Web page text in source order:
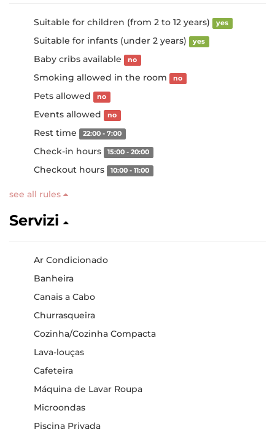
Suitable for children (from 2 to 12 years) yes
Suitable for infants (under 2 years) yes
Baby cribs available no
Smoking allowed in the room no
Pets allowed no
Events allowed no
Rest time 22:00 - 7:00
Check-in hours 15:00 - 20:00
Checkout hours 10:00 - 11:00
see all rules
Servizi
Ar Condicionado
Banheira
Canais a Cabo
Churrasqueira
Cozinha/Cozinha Compacta
Lava-louças
Cafeteira
Máquina de Lavar Roupa
Microondas
Piscina Privada